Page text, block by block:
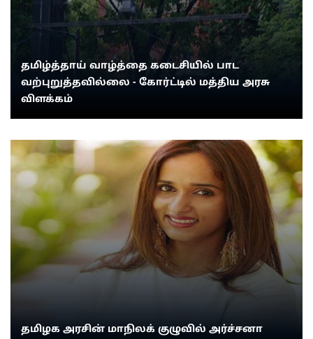
தமிழ்த்தாய் வாழ்த்தை கடைசியில் பாட
வற்புறுத்தவில்லை - கோர்ட்டில் மத்திய அரசு
விளக்கம்
தமிழக அரசின் மாநிலக் குழுவில் அர்ச்சனா